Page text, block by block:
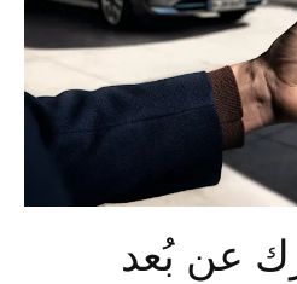
عن بُعد